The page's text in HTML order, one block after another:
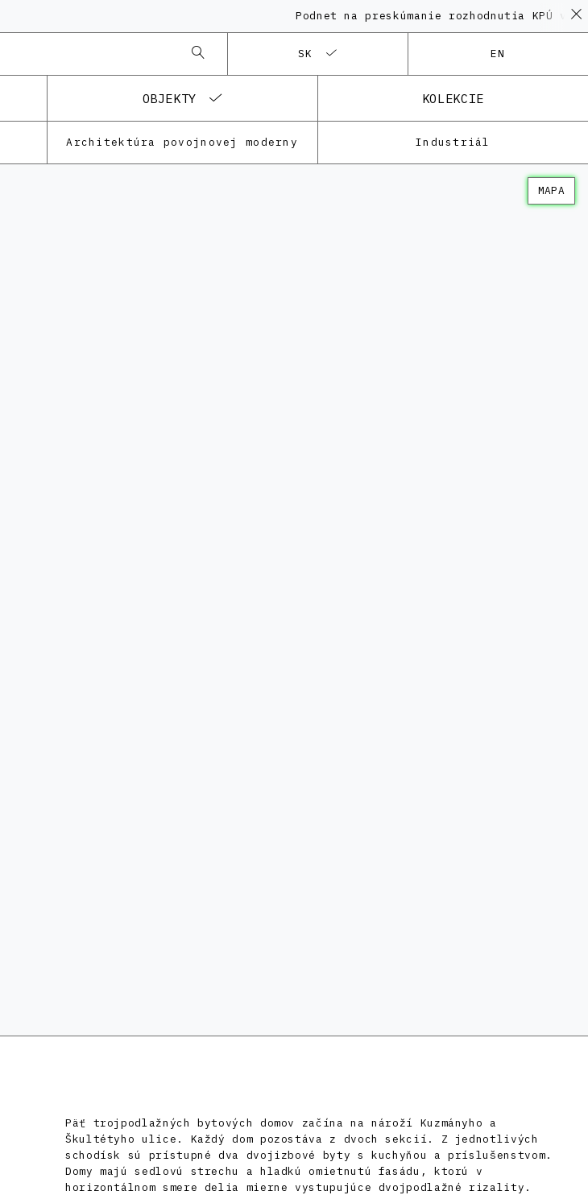
Podnet na preskúmanie rozhodnutia KPÚ vo veci
SK EN
OBJEKTY KOLEKCIE
Architektúra povojnovej moderny Industriál
MAPA
Päť trojpodlažných bytových domov začína na nároží Kuzmányho a
Škultétyho ulice. Každý dom pozostáva z dvoch sekcií. Z jednotlivých
schodísk sú prístupné dva dvojizbové byty s kuchyňou a príslušenstvom.
Domy majú sedlovú strechu a hladkú omietnutú fasádu, ktorú v
horizontálnom smere delia mierne vystupujúce dvojpodlažné rizality.